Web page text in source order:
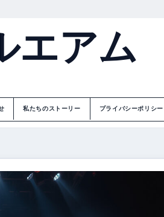
エアム
私たちのストーリー プライバシーポリシー